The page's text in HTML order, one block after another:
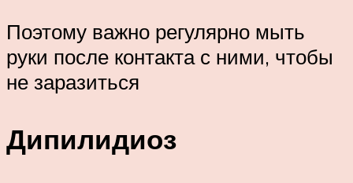
Поэтому важно регулярно мыть
руки после контакта с ними, чтобы
не заразиться
Дипилидиоз